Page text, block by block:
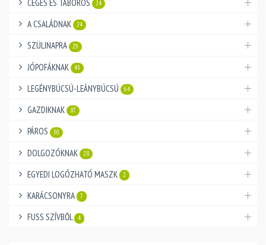
CÉGES ÉS TÁBOROS 24
A CSALÁDNAK 24
SZÜLINAPRA 29
JÓPOFÁKNAK 43
LEGÉNYBÚCSÚ-LEÁNYBÚCSÚ 64
GAZDIKNAK 87
PÁROS 30
DOLGOZÓKNAK 28
EGYEDI LOGÓZHATÓ MASZK 2
KARÁCSONYRA 7
FUSS SZÍVBŐL 4